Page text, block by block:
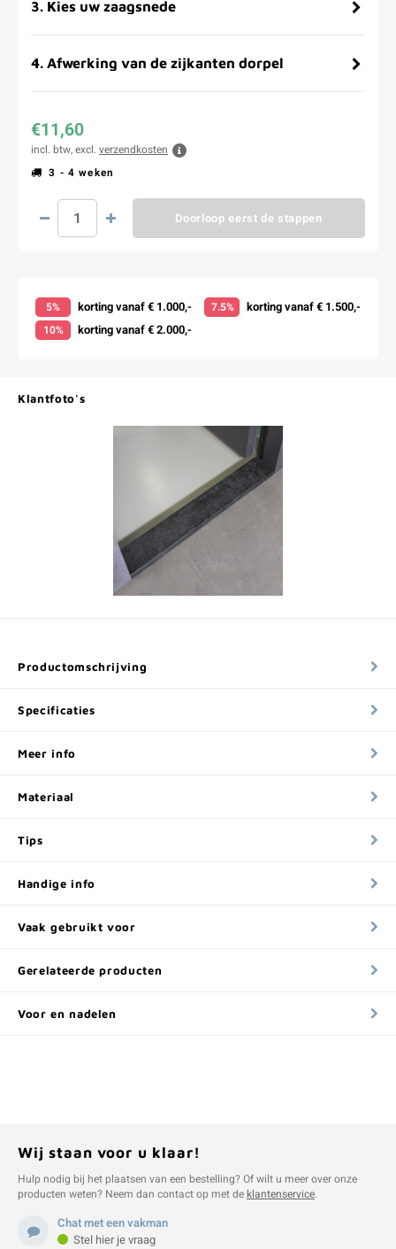
3. Kies uw zaagsnede
4. Afwerking van de zijkanten dorpel
€11,60
incl. btw, excl. verzendkosten
3 - 4 weken
Doorloop eerst de stappen
5% korting vanaf € 1.000,- 7.5% korting vanaf € 1.500,-
10% korting vanaf € 2.000,-
Klantfoto's
Productomschrijving
Specificaties
Meer info
Materiaal
Tips
Handige info
Vaak gebruikt voor
Gerelateerde producten
Voor en nadelen
Wij staan voor u klaar!
Hulp nodig bij het plaatsen van een bestelling? Of wilt u meer over onze
producten weten? Neem dan contact op met deklantenservice.
Chat met een vakman
Stel hier je vraag